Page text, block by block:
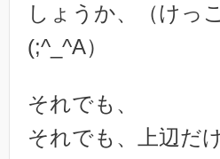
しょうか、（けっ
(;^_^A）
それでも、
それでも、上辺だ